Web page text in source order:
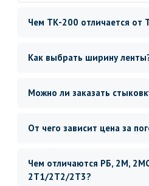
Чем ТК-200 отличается от
Как выбрать ширину
Можно ли заказать
От чего зависит цена за
Чем отличаются РБ, 2М,
2Т1/2Т2/2Т3?